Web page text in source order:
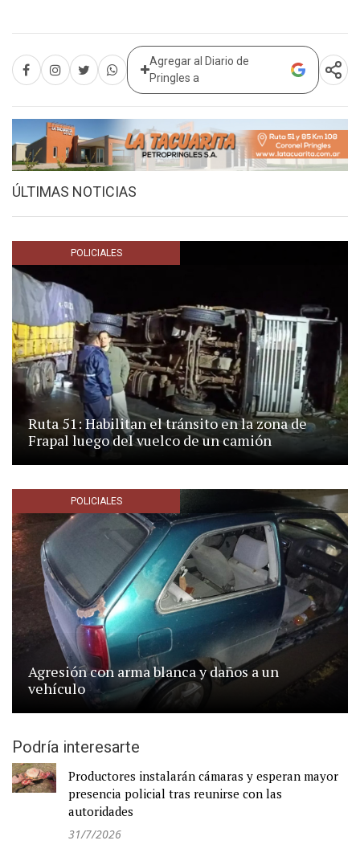
Agregar al Diario de
Pringles a
ÚLTIMAS NOTICIAS
POLICIALES
Ruta 51: Habilitan el tránsito en la zona de
Frapal luego del vuelco de un camión
POLICIALES
Agresión con arma blanca y daños a un
vehículo
Podría interesarte
Productores instalarán cámaras y esperan mayor
presencia policial tras reunirse con las
autoridades
31/7/2026